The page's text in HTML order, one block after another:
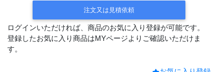
注文又は見積依頼
ログインいただければ、商品のお気に入り登録が可能です。
登録したお気に入り商品はMYページよりご確認いただけま
す。